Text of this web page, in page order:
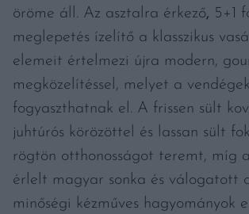
öröme áll. Az asztalra érkező, 5+1
meglepetés ízelítő a klasszikus
elemeit értelmezi újra modern,
megközelítéssel, melyet a
fogyaszthatnak el. A frissen sült
juhtúrós körözöttel és lassan sült
rögtön otthonosságot teremt, míg
érlelt magyar sonka és válogatott
minőségi kézműves hagyományok